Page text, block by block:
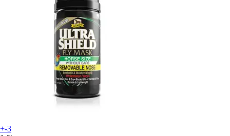
+-3